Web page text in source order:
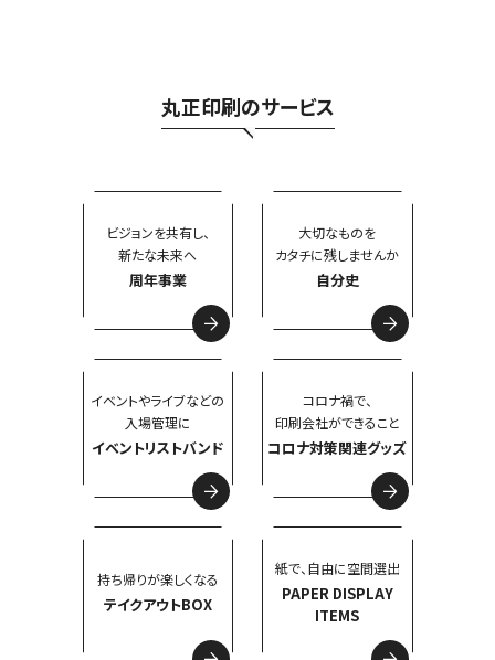
丸正印刷のサービス
ビジョンを共有し、
新たな未来へ
周年事業
大切なものを
カタチに残しませんか
自分史
イベントやライブなどの
入場管理に
イベントリストバンド
コロナ禍で、
印刷会社ができること
コロナ対策関連グッズ
持ち帰りが楽しくなる
テイクアウトBOX
紙で、自由に空間選出
PAPER DISPLAY
ITEMS